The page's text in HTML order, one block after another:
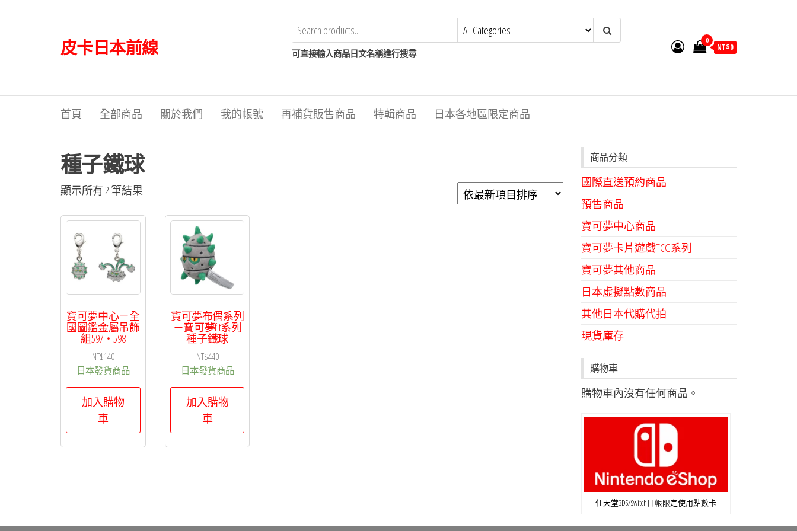
皮卡日本前線 可直接輸入商品日文名稱進行搜尋
0
NT$0
首頁 全部商品 關於我們 我的帳號 再補貨販售商品 特輯商品 日本各地區限定商品
種子鐵球
顯示所有 2 筆結果
寶可夢中心－全
國圖鑑金屬吊飾
組597・598
NT$140
日本發貨商品
加入購物
車
寶可夢布偶系列
－寶可夢fit系列
種子鐵球
NT$440
日本發貨商品
加入購物
車
商品分類
國際直送預約商品
預售商品
寶可夢中心商品
寶可夢卡片遊戲TCG系列
寶可夢其他商品
日本虛擬點數商品
其他日本代購代拍
現貨庫存
購物車
購物車內沒有任何商品。
任天堂3DS/Switch日帳限定使用點數卡